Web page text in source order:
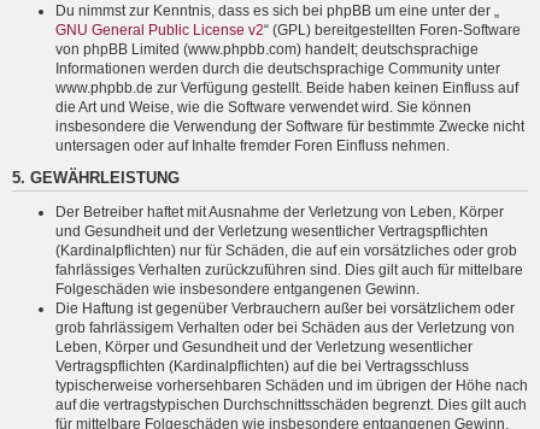
Du nimmst zur Kenntnis, dass es sich bei phpBB um eine unter der „
GNU General Public License v2“ (GPL) bereitgestellten Foren-Software
von phpBB Limited (www.phpbb.com) handelt; deutschsprachige
Informationen werden durch die deutschsprachige Community unter
www.phpbb.de zur Verfügung gestellt. Beide haben keinen Einfluss auf
die Art und Weise, wie die Software verwendet wird. Sie können
insbesondere die Verwendung der Software für bestimmte Zwecke nicht
untersagen oder auf Inhalte fremder Foren Einfluss nehmen.
5. GEWÄHRLEISTUNG
Der Betreiber haftet mit Ausnahme der Verletzung von Leben, Körper
und Gesundheit und der Verletzung wesentlicher Vertragspflichten
(Kardinalpflichten) nur für Schäden, die auf ein vorsätzliches oder grob
fahrlässiges Verhalten zurückzuführen sind. Dies gilt auch für mittelbare
Folgeschäden wie insbesondere entgangenen Gewinn.
Die Haftung ist gegenüber Verbrauchern außer bei vorsätzlichem oder
grob fahrlässigem Verhalten oder bei Schäden aus der Verletzung von
Leben, Körper und Gesundheit und der Verletzung wesentlicher
Vertragspflichten (Kardinalpflichten) auf die bei Vertragsschluss
typischerweise vorhersehbaren Schäden und im übrigen der Höhe nach
auf die vertragstypischen Durchschnittsschäden begrenzt. Dies gilt auch
für mittelbare Folgeschäden wie insbesondere entgangenen Gewinn.